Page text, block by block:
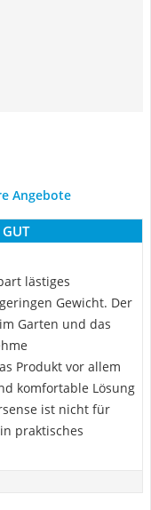
Angebote
GUT
lästiges
Gewicht. Der
Garten und das
Produkt vor allem
komfortable Lösung
ist nicht für
praktisches